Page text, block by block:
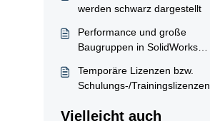
werden schwarz dargestellt
Performance und große
Baugruppen in SolidWorks
Temporäre Lizenzen bzw.
Schulungs-/Trainingslizenzen
Vielleicht auch